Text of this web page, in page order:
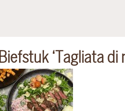
Biefstuk ‘Tagliata di